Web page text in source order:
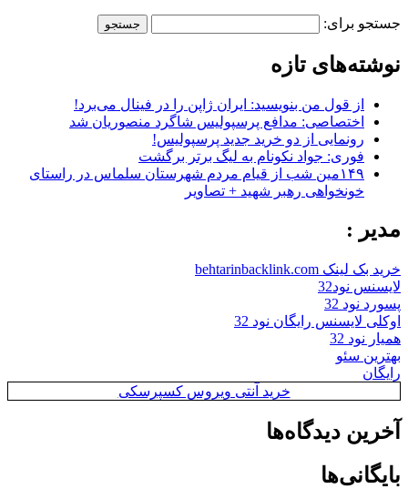
جستجو برای:
نوشته‌های تازه
از قول من بنویسید: ایران ژاپن را در فینال می‌برد!
اختصاصی: مدافع پرسپولیس شاگرد منصوریان شد
رونمایی از دو خرید جدید پرسپولیس!
فوری: جواد نکونام به لیگ برتر برگشت
۱۴۹مین شب از قیام مردم شهرستان سلماس در راستای
خونخواهی رهبر شهید + تصاویر
مدیر :
خرید بک لینک behtarinbacklink.com
لایسنس نود32
پسورد نود 32
اوکلی لایسنس رایگان نود 32
همیار نود 32
بهترین سئو
رایگان
خرید آنتی ویروس کسپرسکی
آخرین دیدگاه‌ها
بایگانی‌ها